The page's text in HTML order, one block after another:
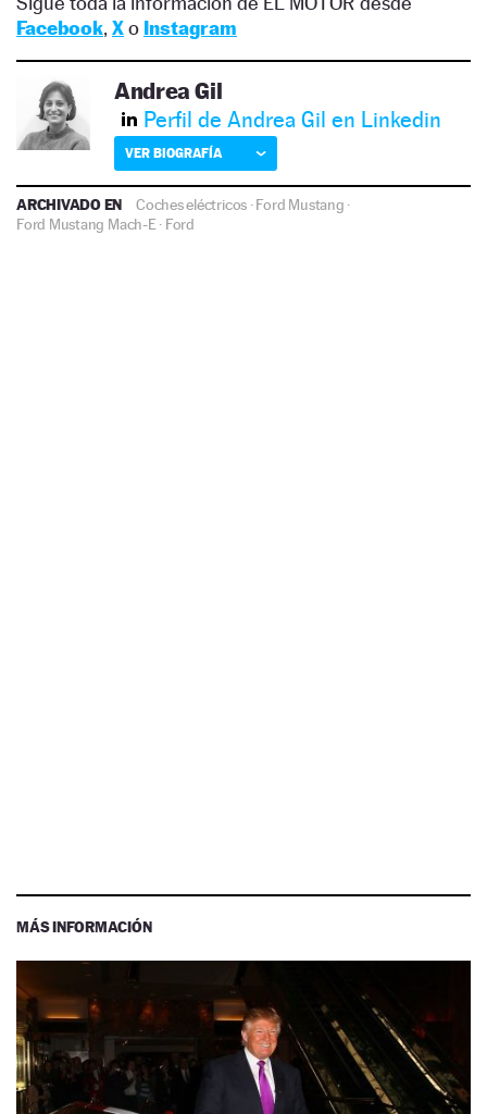
Facebook, Xo Instagram
Andrea Gil
Perfil de Andrea Gil en Linkedin
VER BIOGRAFÍA
ARCHIVADO EN Coches eléctricos ·Ford Mustang ·
Ford Mustang Mach-E· Ford
MÁS INFORMACIÓN